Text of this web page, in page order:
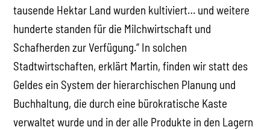
tausende Hektar Land wurden kultiviert… und weitere
hunderte standen für die Milchwirtschaft und
Schafherden zur Verfügung.“ In solchen
Stadtwirtschaften, erklärt Martin, finden wir statt des
Geldes ein System der hierarchischen Planung und
Buchhaltung, die durch eine bürokratische Kaste
verwaltet wurde und in der alle Produkte in den Lagern